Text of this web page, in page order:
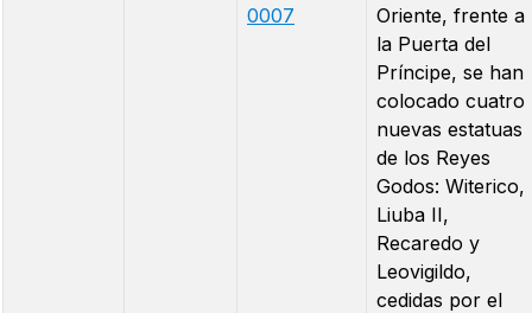
0007
Oriente, frente a
la Puerta del
Príncipe, se han
colocado cuatro
nuevas estatuas
de los Reyes
Godos: Witerico,
Liuba II,
Recaredo y
Leovigildo,
cedidas por el